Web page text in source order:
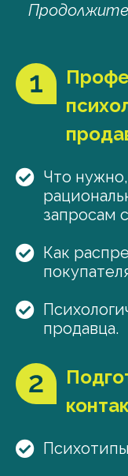
Что
запросам
Как
продавца.